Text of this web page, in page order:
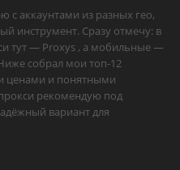
с аккаунтами из разных гео,
инструмент. Сразу отмечу: в
тут — Proxys , а мобильные —
собрал мои топ-12
ценами и понятными
рекомендую под
вариант для